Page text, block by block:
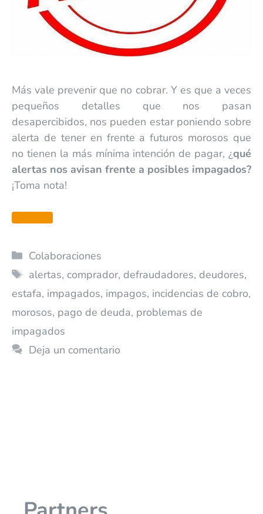
Más vale prevenir que no cobrar. Y es que a veces
pequeños detalles que nos pasan
desapercibidos, nos pueden estar poniendo sobre
alerta de tener en frente a futuros morosos que
no tienen la más mínima intención de pagar, ¿qué
alertas nos avisan frente a posibles impagados?
¡Toma nota!
Leer más
Colaboraciones
alertas, comprador, defraudadores, deudores,
estafa, impagados, impagos, incidencias de cobro,
morosos, pago de deuda, problemas de
impagados
Deja un comentario